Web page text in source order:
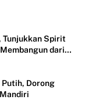
Tunjukkan Spirit
dari
Dorong